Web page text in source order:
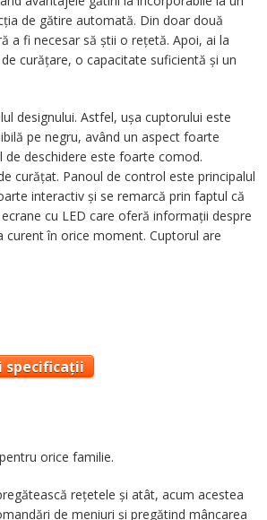
de gătire automată. Din doar două
a fi necesar să știi o rețetă. Apoi, ai la
curățare, o capacitate suficientă și un
designului. Astfel, ușa cuptorului este
pe negru, având un aspect foarte
de deschidere este foarte comod.
curățat. Panoul de control este principalul
interactiv și se remarcă prin faptul că
cu LED care oferă informații despre
curent în orice moment. Cuptorul are
specificații
orice familie.
rețetele și atât, acum acestea
de meniuri și pregătind mâncarea